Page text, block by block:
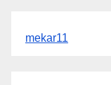
mekar11